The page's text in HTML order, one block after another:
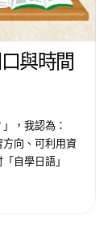
與時間
，我認為：
方向、可利用資
自學日語」